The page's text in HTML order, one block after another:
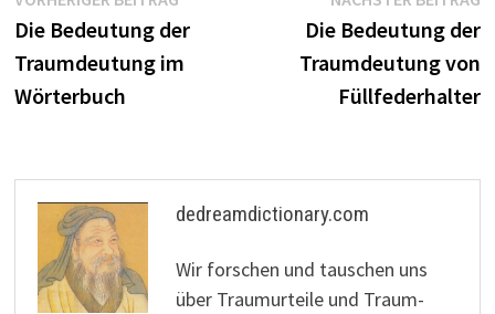
Beitrag:
Die Bedeutung der
Traumdeutung im
Wörterbuch
Die Bedeutung der
Traumdeutung von
Füllfederhalter
dedreamdictionary.com
Wir forschen und tauschen uns
über Traumurteile und Traum-